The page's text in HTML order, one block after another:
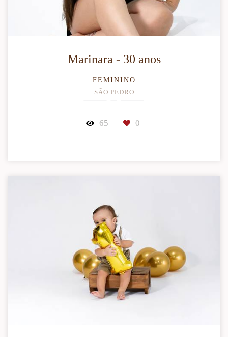
Marinara - 30 anos
FEMININO
SÃO PEDRO
65 0